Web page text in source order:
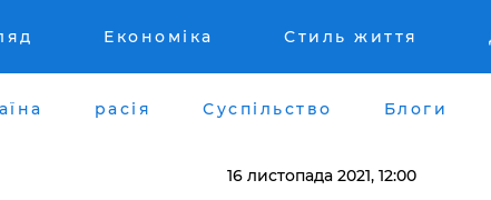
Економіка Стиль життя
расія Суспільство Блоги
16 листопада 2021, 12:00